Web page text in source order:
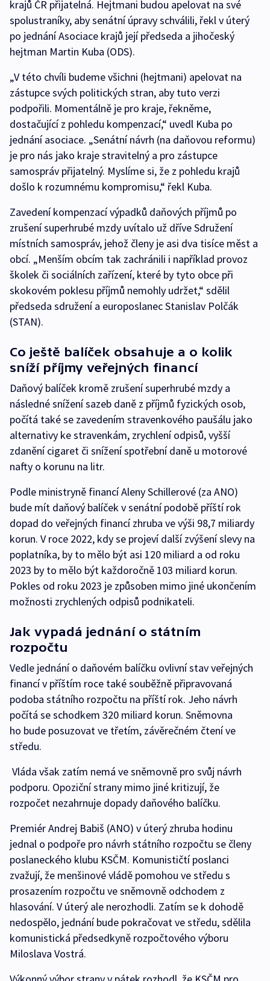
krajů ČR přijatelná. Hejtmani budou apelovat na své
spolustraníky, aby senátní úpravy schválili, řekl v úterý
po jednání Asociace krajů její předseda a jihočeský
hejtman Martin Kuba (ODS).
„V této chvíli budeme všichni (hejtmani) apelovat na
zástupce svých politických stran, aby tuto verzi
podpořili. Momentálně je pro kraje, řekněme,
dostačující z pohledu kompenzací,“ uvedl Kuba po
jednání asociace. „Senátní návrh (na daňovou reformu)
je pro nás jako kraje stravitelný a pro zástupce
samospráv přijatelný. Myslíme si, že z pohledu krajů
došlo k rozumnému kompromisu,“ řekl Kuba.
Zavedení kompenzací výpadků daňových příjmů po
zrušení superhrubé mzdy uvítalo už dříve Sdružení
místních samospráv, jehož členy je asi dva tisíce měst a
obcí. „Menším obcím tak zachránili i například provoz
školek či sociálních zařízení, které by tyto obce při
skokovém poklesu příjmů nemohly udržet,“ sdělil
předseda sdružení a europoslanec Stanislav Polčák
(STAN).
Co ještě balíček obsahuje a o kolik
sníží příjmy veřejných financí
Daňový balíček kromě zrušení superhrubé mzdy a
následné snížení sazeb daně z příjmů fyzických osob,
počítá také se zavedením stravenkového paušálu jako
alternativy ke stravenkám, zrychlení odpisů, vyšší
zdanění cigaret či snížení spotřební daně u motorové
nafty o korunu na litr.
Podle ministryně financí Aleny Schillerové (za ANO)
bude mít daňový balíček v senátní podobě příští rok
dopad do veřejných financí zhruba ve výši 98,7 miliardy
korun. V roce 2022, kdy se projeví další zvýšení slevy na
poplatníka, by to mělo být asi 120 miliard a od roku
2023 by to mělo být každoročně 103 miliard korun.
Pokles od roku 2023 je způsoben mimo jiné ukončením
možnosti zrychlených odpisů podnikateli.
Jak vypadá jednání o státním
rozpočtu
Vedle jednání o daňovém balíčku ovlivní stav veřejných
financí v příštím roce také souběžně připravovaná
podoba státního rozpočtu na příští rok. Jeho návrh
počítá se schodkem 320 miliard korun. Sněmovna
ho bude posuzovat ve třetím, závěrečném čtení ve
středu.
Vláda však zatím nemá ve sněmovně pro svůj návrh
podporu. Opoziční strany mimo jiné kritizují, že
rozpočet nezahrnuje dopady daňového balíčku.
Premiér Andrej Babiš (ANO) v úterý zhruba hodinu
jednal o podpoře pro návrh státního rozpočtu se členy
poslaneckého klubu KSČM. Komunističtí poslanci
zvažují, že menšinové vládě pomohou ve středu s
prosazením rozpočtu ve sněmovně odchodem z
hlasování. V úterý ale nerozhodli. Zatím se k dohodě
nedospělo, jednání bude pokračovat ve středu, sdělila
komunistická předsedkyně rozpočtového výboru
Miloslava Vostrá.